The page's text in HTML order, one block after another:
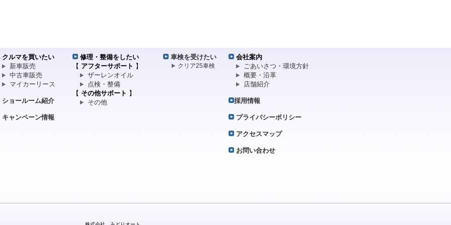
クルマを買いたい
新車販売
中古車販売
マイカーリース
ショールーム紹介
キャンペーン情報
修理・整備をしたい
【 アフターサポート 】
ザーレンオイル
点検・整備
【 その他サポート 】
その他
車検を受けたい
クリア25車検
会社案内
ごあいさつ・環境方針
概要・沿革
店舗紹介
採用情報
プライバシーポリシー
アクセスマップ
お問い合わせ